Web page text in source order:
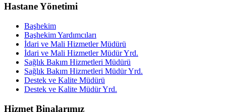
Hastane Yönetimi
Başhekim
Başhekim Yardımcıları
İdari ve Mali Hizmetler Müdürü
İdari ve Mali Hizmetler Müdür Yrd.
Sağlık Bakım Hizmetleri Müdürü
Sağlık Bakım Hizmetleri Müdür Yrd.
Destek ve Kalite Müdürü
Destek ve Kalite Müdür Yrd.
Hizmet Binalarımız